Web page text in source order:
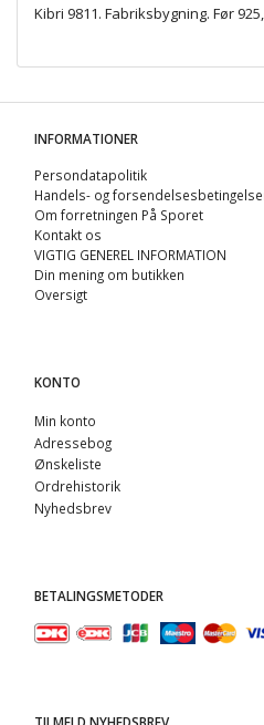
Kibri 9811. Fabriksbygning. Før
INFORMATIONER
Persondatapolitik
Handels- og
Om forretningen På Sporet
Kontakt os
VIGTIG GENEREL INFORMATION
Din mening om butikken
Oversigt
KONTO
Min konto
Adressebog
Ønskeliste
Ordrehistorik
Nyhedsbrev
BETALINGSMETODER